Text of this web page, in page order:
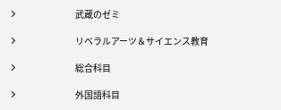
武蔵のゼミ
リベラルアーツ＆サイエンス教育
総合科目
外国語科目